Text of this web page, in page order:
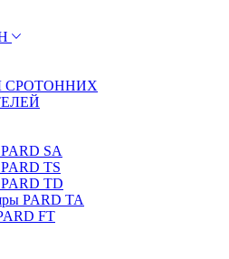
СРОТОННИХ
SA
TS
TD
PARD TA
FT